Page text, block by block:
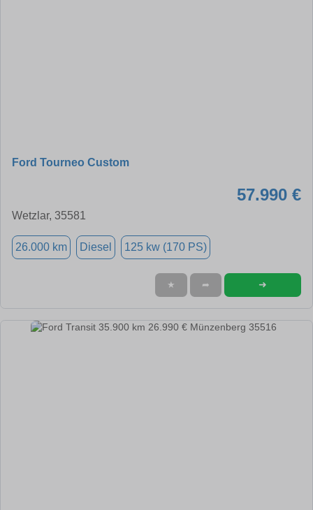
Ford Tourneo Custom
57.990 €
Wetzlar, 35581
26.000 km Diesel 125 kw (170 PS)
★ ➦ ➜